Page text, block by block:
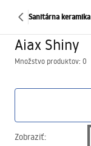
Sanitárna keramika
Aiax Shiny
Množstvo produktov: 0
Zobraziť: